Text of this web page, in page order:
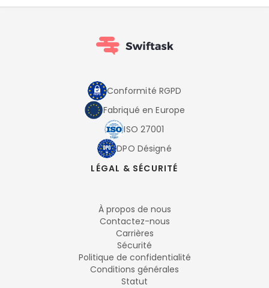
Conformité RGPD
Fabriqué en Europe
ISO 27001
DPO Désigné
LÉGAL & SÉCURITÉ
À propos de nous
Contactez-nous
Carrières
Sécurité
Politique de confidentialité
Conditions générales
Statut